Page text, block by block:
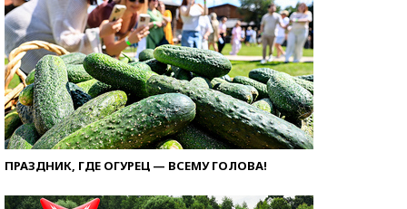
ПРАЗДНИК, ГДЕ ОГУРЕЦ — ВСЕМУ ГОЛОВА!